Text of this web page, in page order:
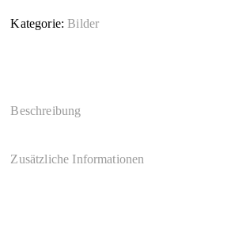
Kategorie:Bilder
Beschreibung
Zusätzliche Informationen